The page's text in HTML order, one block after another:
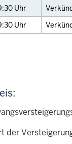
Uhr
Uhr
der